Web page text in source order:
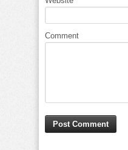
Comment